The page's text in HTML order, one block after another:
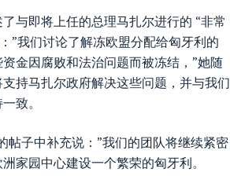
与即将上任的总理马扎尔进行的 “非常
”我们讨论了解冻欧盟分配给匈牙利的
金因腐败和法治问题而被冻结，”她随
持马扎尔政府解决这些问题，并与我们
致。
帖子中补充说：”我们的团队将继续紧密
家园中心建设一个繁荣的匈牙利。